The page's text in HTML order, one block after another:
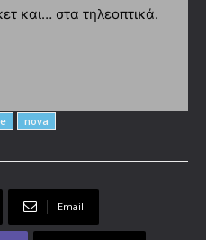
και… στα τηλεοπτικά.
nova
Email